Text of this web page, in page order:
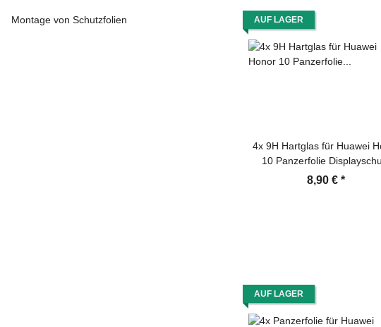
AUF LAGER
4x 9H Hartglas für Huawei
10 Panzerfolie
Schutzglas HD KLAR
8,90 € *
AUF LAGER
Montage von Schutzfolien